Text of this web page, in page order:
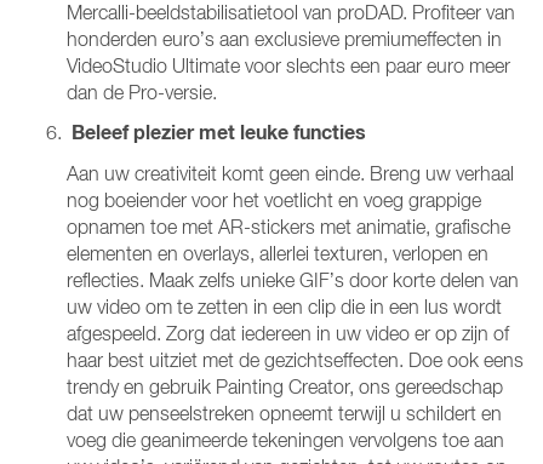
Mercalli-beeldstabilisatietool van proDAD. Profiteer van
honderden euro’s aan exclusieve premiumeffecten in
VideoStudio Ultimate voor slechts een paar euro meer
dan de Pro-versie.
Beleef plezier met leuke functies
Aan uw creativiteit komt geen einde. Breng uw verhaal
nog boeiender voor het voetlicht en voeg grappige
opnamen toe met AR-stickers met animatie, grafische
elementen en overlays, allerlei texturen, verlopen en
reflecties. Maak zelfs unieke GIF’s door korte delen van
uw video om te zetten in een clip die in een lus wordt
afgespeeld. Zorg dat iedereen in uw video er op zijn of
haar best uitziet met de gezichtseffecten. Doe ook eens
trendy en gebruik Painting Creator, ons gereedschap
dat uw penseelstreken opneemt terwijl u schildert en
voeg die geanimeerde tekeningen vervolgens toe aan